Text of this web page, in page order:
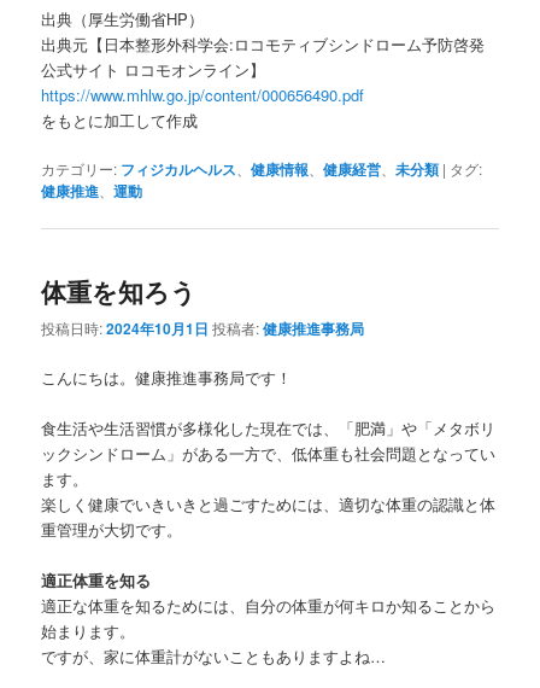
出典（厚生労働省HP）
出典元【日本整形外科学会:ロコモティブシンドローム予防啓発
公式サイト ロコモオンライン】
https://www.mhlw.go.jp/content/000656490.pdf
をもとに加工して作成
カテゴリー: フィジカルヘルス、健康情報、健康経営、未分類 | タグ:
健康推進、運動
体重を知ろう
投稿日時:2024年10月1日 投稿者:健康推進事務局
こんにちは。健康推進事務局です！
食生活や生活習慣が多様化した現在では、「肥満」や「メタボリ
ックシンドローム」がある一方で、低体重も社会問題となってい
ます。
楽しく健康でいきいきと過ごすためには、適切な体重の認識と体
重管理が大切です。
適正体重を知る
適正な体重を知るためには、自分の体重が何キロか知ることから
始まります。
ですが、家に体重計がないこともありますよね…